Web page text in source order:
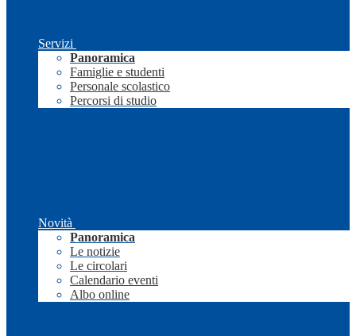
Servizi
Panoramica
Famiglie e studenti
Personale scolastico
Percorsi di studio
Novità
Panoramica
Le notizie
Le circolari
Calendario eventi
Albo online